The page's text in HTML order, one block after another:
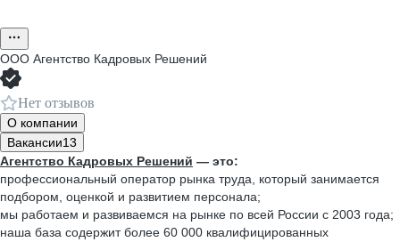
ООО Агентство Кадровых Решений
Нет отзывов
О компании
Вакансии13
Агентство Кадровых Решений — это:
профессиональный оператор рынка труда, который занимается
подбором, оценкой и развитием персонала;
мы работаем и развиваемся на рынке по всей России с 2003 года;
наша база содержит более 60 000 квалифицированных